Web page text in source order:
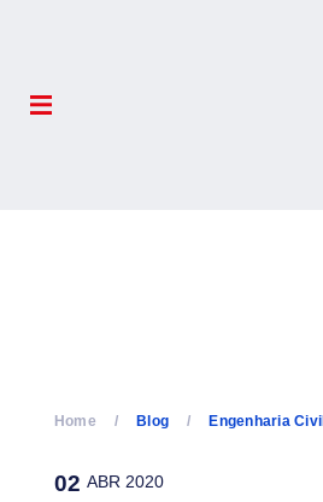
Home Blog Engenharia Civil
02 ABR 2020